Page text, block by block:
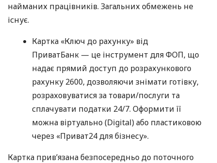
найманих працівників. Загальних обмежень не
існує.
Картка «Ключ до рахунку» від
ПриватБанк — це інструмент для ФОП, що
надає прямий доступ до розрахункового
рахунку 2600, дозволяючи знімати готівку,
розраховуватися за товари/послуги та
сплачувати податки 24/7. Оформити її
можна віртуально (Digital) або пластиковою
через «Приват24 для бізнесу».
Картка прив’язана безпосередньо до поточного